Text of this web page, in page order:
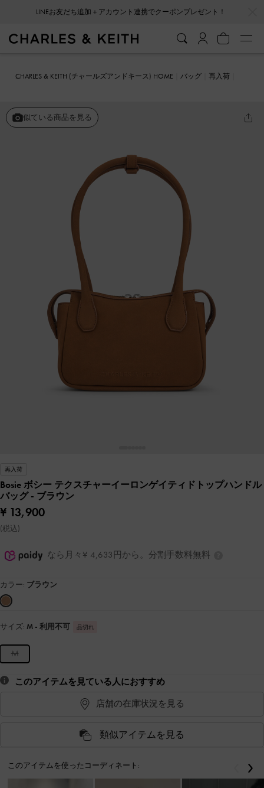
LINEお友だち追加＋アカウント連携でクーポンプレゼント！
CHARLES & KEITH (チャールズアンドキース) HOME バッグ
再入荷
似ている商品を見る
再入荷
Bosie ボシー テクスチャーイーロンゲイティドトップハンドル
バッグ- ブラウン
¥ 13,900
(税込)
なら月々¥ 4,633円から。分割手数料無料
カラー: ブラウン
サイズ: M - 利用不可 品切れ
M
このアイテムを見ている人におすすめ
店舗の在庫状況を見る
類似アイテムを見る
このアイテムを使ったコーディネート: 戻る